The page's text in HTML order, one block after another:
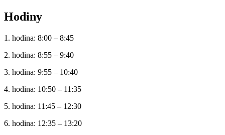
Hodiny
1. hodina: 8:00 – 8:45
2. hodina: 8:55 – 9:40
3. hodina: 9:55 – 10:40
4. hodina: 10:50 – 11:35
5. hodina: 11:45 – 12:30
6. hodina: 12:35 – 13:20